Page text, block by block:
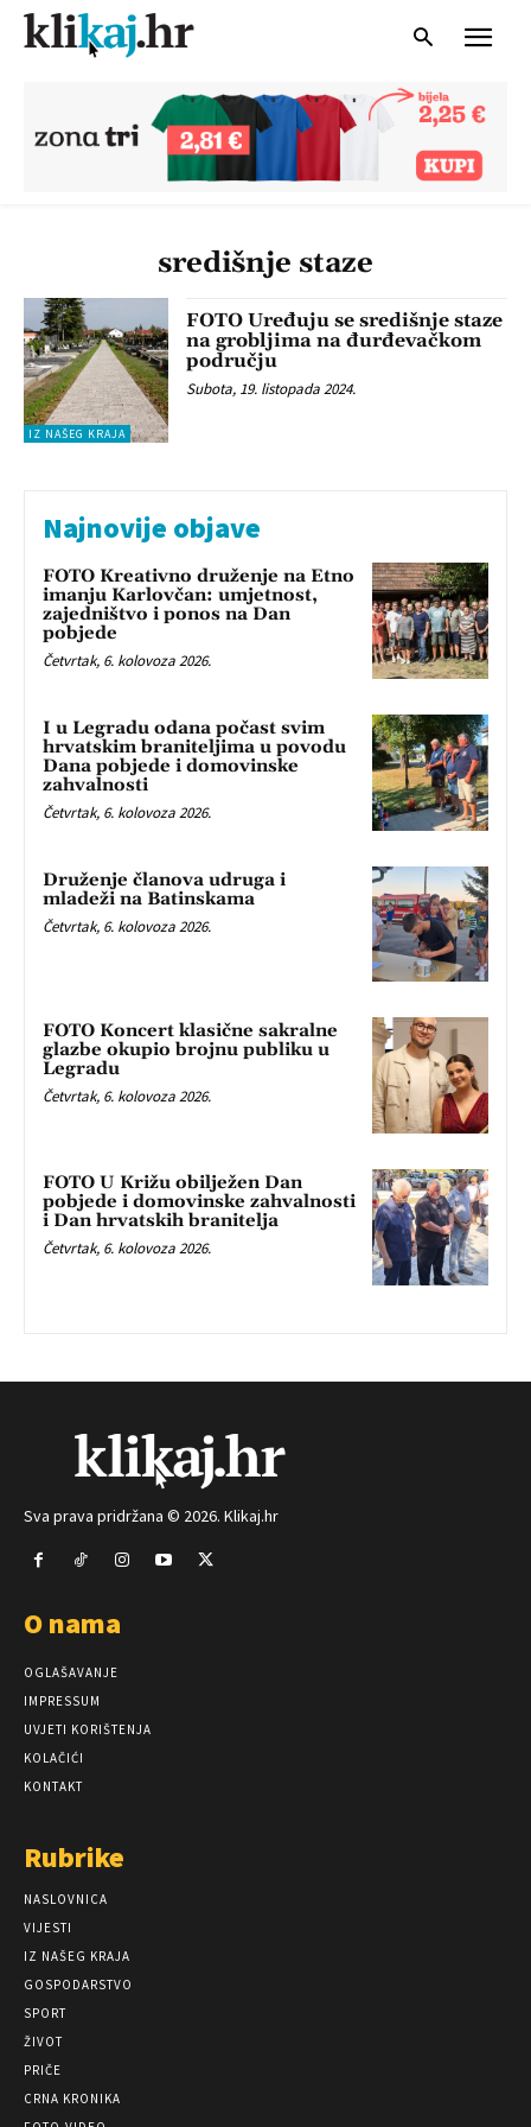
središnje staze
IZ NAŠEG KRAJA
FOTO Uređuju se središnje staze
na grobljima na đurđevačkom
području
Subota, 19. listopada 2024.
Najnovije objave
FOTO Kreativno druženje na Etno
imanju Karlovčan: umjetnost,
zajedništvo i ponos na Dan
pobjede
Četvrtak, 6. kolovoza 2026.
I u Legradu odana počast svim
hrvatskim braniteljima u povodu
Dana pobjede i domovinske
zahvalnosti
Četvrtak, 6. kolovoza 2026.
Druženje članova udruga i
mladeži na Batinskama
Četvrtak, 6. kolovoza 2026.
FOTO Koncert klasične sakralne
glazbe okupio brojnu publiku u
Legradu
Četvrtak, 6. kolovoza 2026.
FOTO U Križu obilježen Dan
pobjede i domovinske zahvalnosti
i Dan hrvatskih branitelja
Četvrtak, 6. kolovoza 2026.
Sva prava pridržana © 2026. Klikaj.hr
O nama
OGLAŠAVANJE
IMPRESSUM
UVJETI KORIŠTENJA
KOLAČIĆI
KONTAKT
Rubrike
NASLOVNICA
VIJESTI
IZ NAŠEG KRAJA
GOSPODARSTVO
SPORT
ŽIVOT
PRIČE
CRNA KRONIKA